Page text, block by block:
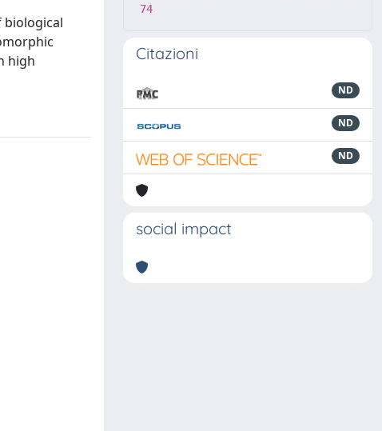
biological
high
74
Citazioni
ND
ND
ND
social impact